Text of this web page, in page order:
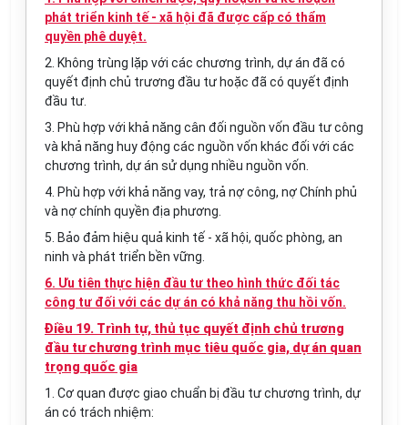
phát triển kinh tế - xã hội đã được cấp có thẩm
quyền phê duyệt.
2. Không trùng lặp với các chương trình, dự án đã có
quyết định chủ trương đầu tư hoặc đã có quyết định
đầu tư.
3. Phù hợp với khả năng cân đối nguồn vốn đầu tư công
và khả năng huy động các nguồn vốn khác đối với các
chương trình, dự án sử dụng nhiều nguồn vốn.
4. Phù hợp với khả năng vay, trả nợ công, nợ Chính phủ
và nợ chính quyền địa phương.
5. Bảo đảm hiệu quả kinh tế - xã hội, quốc phòng, an
ninh và phát triển bền vững.
6. Ưu tiên thực hiện đầu tư theo hình thức đối tác
công tư đối với các dự án có khả năng thu hồi vốn.
Điều 19. Trình tự, thủ tục quyết định chủ trương
đầu tư chương trình mục tiêu quốc gia, dự án quan
trọng quốc gia
1. Cơ quan được giao chuẩn bị đầu tư chương trình, dự
án có trách nhiệm: